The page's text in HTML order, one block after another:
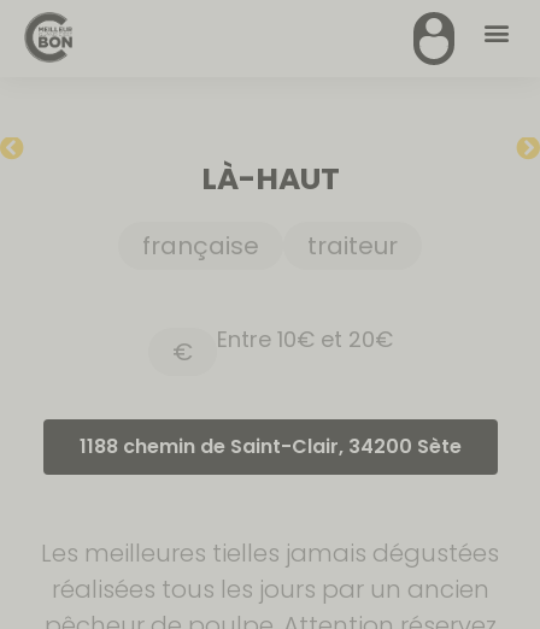
LÀ-HAUT
française traiteur
€ Entre 10€ et 20€
1188 chemin de Saint-Clair, 34200 Sète
Les meilleures tielles jamais dégustées
réalisées tous les jours par un ancien